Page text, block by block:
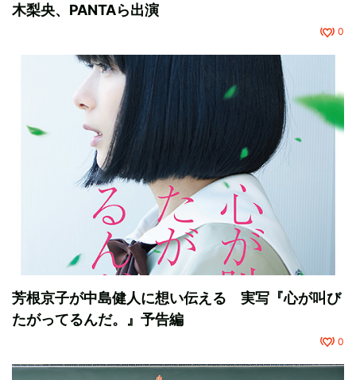
木梨央、PANTAら出演
0
芳根京子が中島健人に想い伝える 実写『心が叫び
たがってるんだ。』予告編
0